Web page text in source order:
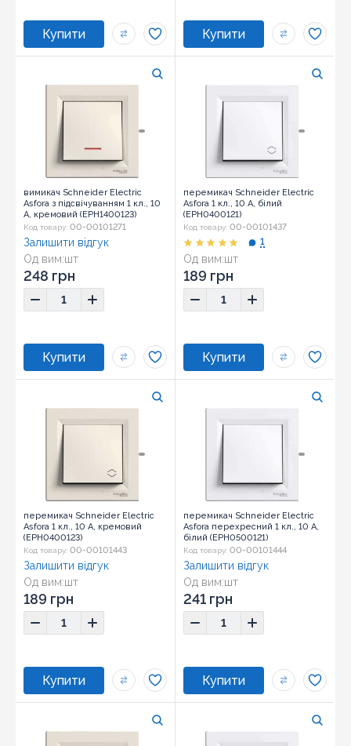
вимикач Schneider Electric
Asfora з підсвічуванням 1 кл., 10
А, кремовий (EPH1400123)
Код товару: 00-00101271
Од вим:шт
Розмір:83х83х42
Залишити відгук
248 грн
перемикач Schneider Electric
Asfora 1 кл., 10 А, білий
(EPH0400121)
Код товару: 00-00101437
Од вим:шт
Розмір:83х83х42
1
189 грн
перемикач Schneider Electric
Asfora 1 кл., 10 А, кремовий
(EPH0400123)
Код товару: 00-00101443
Од вим:шт
Розмір:83х83х42
Залишити відгук
189 грн
перемикач Schneider Electric
Asfora перехресний 1 кл., 10 А,
білий (EPH0500121)
Код товару: 00-00101444
Од вим:шт
Розмір:83х83х42
Залишити відгук
241 грн